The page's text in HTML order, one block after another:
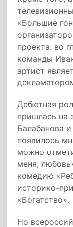
«Большие
проекта: во
команды
артист
Дебютная
пришлась на
Балабанова
появилось
можно
меня,
комедию
историко-
«Богатство».
Но